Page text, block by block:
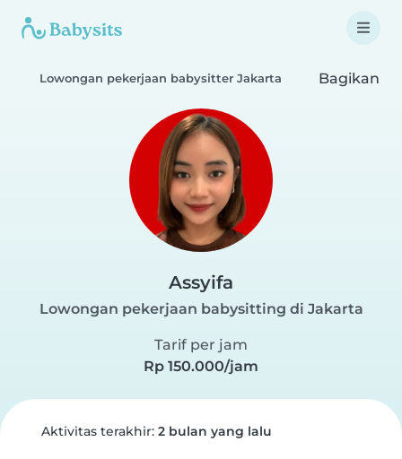
Lowongan pekerjaan babysitter Jakarta Bagikan
Assyifa
Lowongan pekerjaan babysitting di Jakarta
Tarif per jam
Rp 150.000/jam
Aktivitas terakhir: 2 bulan yang lalu